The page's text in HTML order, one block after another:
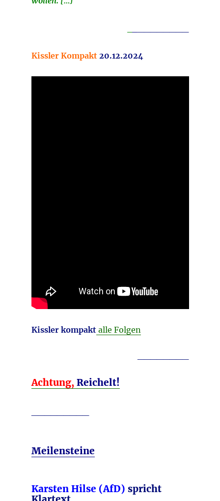
Kissler Kompakt20.12.2024
Kissler kompaktalle Folgen
Achtung, Reichelt!
Meilensteine
Karsten Hilse (AfD) spricht